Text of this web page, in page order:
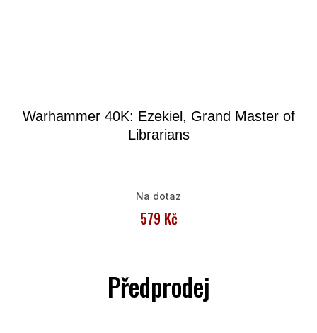
Warhammer 40K: Ezekiel, Grand Master of
Librarians
Na dotaz
579 Kč
Předprodej